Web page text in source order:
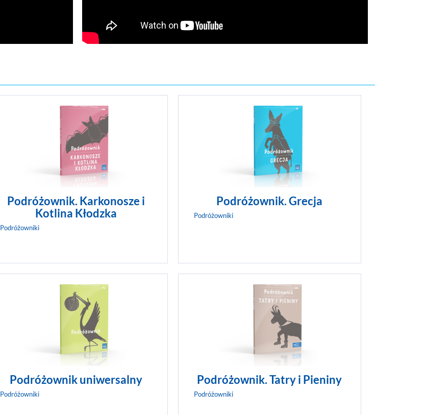
Piramidy, najdłuższa rzeka Afryki i największa
piaskownica świata. W Egipcie nie sposób się
nudzić! Czekają tu na ciebie Nemo, tajemniczy
Sfinks i mumie. Dzięki Podróżownikowi dowiesz się,
jak wyglądają okręty pustyni, kim byli dawni
bogowie i jakie skarby kryją się w palmie.
Podróżownik. Karkonosze i
Kotlina Kłodzka
Podróżowniki
Tym razem odwiedzimy Kotlinę Kłodzką z
otaczającymi ją Karkonoszami. Jest to niezwykła
kraina, która oferuje turystom wiele atrakcji.
Spotkamy tam ducha gór, Karkonosza, poszukamy
złota w Złotym Stoku, powędrujemy labiryntem w
Błędnych Skałach i sprawdzimy, dlaczego góra nosi
imię...
Podróżownik. Grecja
Podróżowniki
Tym razem odwiedzimy jeden z najbardziej
niezwykłych krajów na świecie. To stąd pochodzi
nutella i pizza. Swoje muzeum ma tutaj... makaron!
Tu zdarzyły się niezwykłe historie: pies jeździł
koleją, pajacyk został chłopcem, a mały Leonardo z
Vinci stał się najsłynniejszym wynalazcą. W...
Podróżownik uniwersalny
Podróżowniki
Nawet najdalsza podróż rozpoczyna się od
pierwszego kroku. Nieważne, czy będzie to
wyprawa do egzotycznej krainy, odległego zakątka
Polski, czy pobliskiego lasu, ważne, że podejmiesz
wyzwanie i zaczniesz poznawać świat.
Podróżownik. Tatry i Pieniny
Podróżowniki